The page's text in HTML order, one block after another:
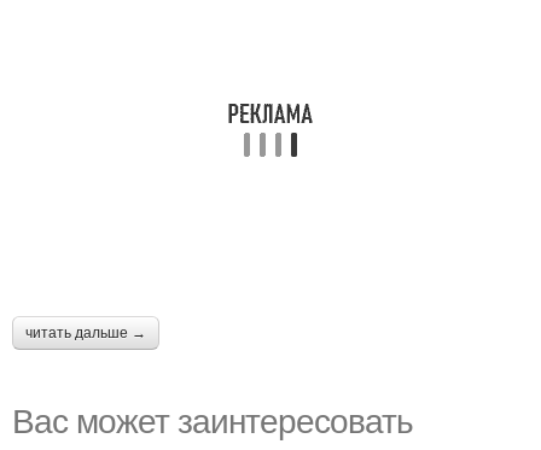
читать дальше →
Вас может заинтересовать